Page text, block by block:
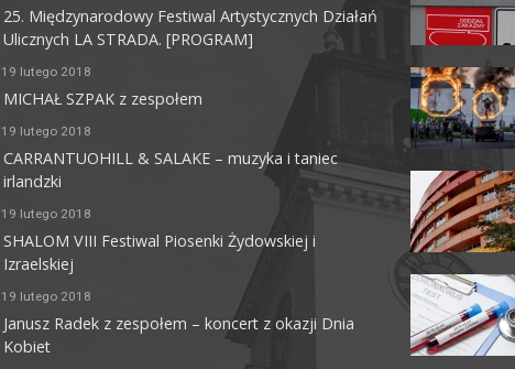
KINO CENTRUM
tel. +48 62 765 25 01
ckis.kalisz.pl/
25. Międzynarodowy Festiwal Artystycznych Działań
Ulicznych LA STRADA. [PROGRAM]
19 lutego 2018
MICHAŁ SZPAK z zespołem
19 lutego 2018
CARRANTUOHILL & SALAKE – muzyka i taniec
irlandzki
19 lutego 2018
SHALOM VIII Festiwal Piosenki Żydowskiej i
Izraelskiej
19 lutego 2018
Janusz Radek z zespołem – koncert z okazji Dnia
Kobiet